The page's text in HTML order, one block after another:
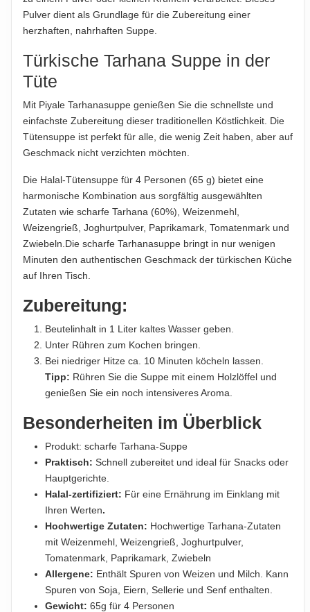
der jeweiligen Produktverpackung, nur diese sind verbindlich.
Das Produktdesign kann von der Abbildung abweichen.
ABTROPFGEWICHT
70g
HERSTELLER
Hinweis zur Haftung: Für die vorstehenden Angaben wird keine Haftung
übernommen. Bitte prüfen Sie die Angaben auf der jeweiligen
Produktverpackung; nur diese sind verbindlich.
Pulver dient als Grundlage für die Zubereitung einer
herzhaften, nahrhaften Suppe.
Türkische Tarhana Suppe in der
Tüte
Mit Piyale Tarhanasuppe genießen Sie die schnellste und
einfachste Zubereitung dieser traditionellen Köstlichkeit. Die
Tütensuppe ist perfekt für alle, die wenig Zeit haben, aber auf
Geschmack nicht verzichten möchten.
Die Halal-Tütensuppe für 4 Personen (65 g) bietet eine
harmonische Kombination aus sorgfältig ausgewählten
Zutaten wie scharfe Tarhana (60%), Weizenmehl,
Weizengrieß, Joghurtpulver, Paprikamark, Tomatenmark und
Zwiebeln.Die scharfe Tarhanasuppe bringt in nur wenigen
Minuten den authentischen Geschmack der türkischen Küche
auf Ihren Tisch.
Zubereitung:
Beutelinhalt in 1 Liter kaltes Wasser geben.
Unter Rühren zum Kochen bringen.
Bei niedriger Hitze ca. 10 Minuten köcheln lassen.
Tipp: Rühren Sie die Suppe mit einem Holzlöffel und
genießen Sie ein noch intensiveres Aroma.
Besonderheiten im Überblick
Produkt: scharfe Tarhana-Suppe
Praktisch: Schnell zubereitet und ideal für Snacks oder
Hauptgerichte.
Halal-zertifiziert: Für eine Ernährung im Einklang mit
Ihren Werten.
Hochwertige Zutaten: Hochwertige Tarhana-Zutaten
mit Weizenmehl, Weizengrieß, Joghurtpulver,
Tomatenmark, Paprikamark, Zwiebeln
Allergene: Enthält Spuren von Weizen und Milch. Kann
Spuren von Soja, Eiern, Sellerie und Senf enthalten.
Gewicht: 65g für 4 Personen